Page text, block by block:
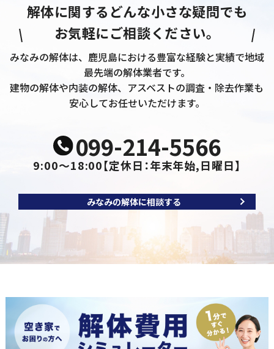
解体に関するどんな小さな疑問でも
お気軽にご相談ください。
みなみの解体は、鹿児島における豊富な経験と実績で地域
最先端の解体業者です。
建物の解体や内装の解体、アスベストの調査・除去作業も
安心してお任せいただけます。
099-214-5566
9:00～18:00【定休日：年末年始,日曜日】
みなみの解体に相談する